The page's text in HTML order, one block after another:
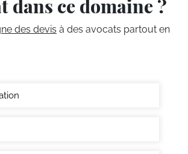
dans ce domaine ?
des devis à des avocats partout en